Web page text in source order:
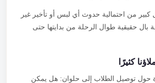
من احتمالية حدوث أي لبس أو تأخير غير
حقيقية طوال الرحلة من بدايتها حتى
كثيرًا
حول توصيل الطلاب إلى حلوان: هل يمكن